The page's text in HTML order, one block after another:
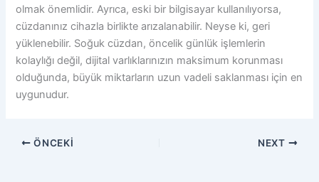
olmak önemlidir. Ayrıca, eski bir bilgisayar kullanılıyorsa,
cüzdanınız cihazla birlikte arızalanabilir. Neyse ki, geri
yüklenebilir. Soğuk cüzdan, öncelik günlük işlemlerin
kolaylığı değil, dijital varlıklarınızın maksimum korunması
olduğunda, büyük miktarların uzun vadeli saklanması için en
uygunudur.
ÖNCEKI NEXT